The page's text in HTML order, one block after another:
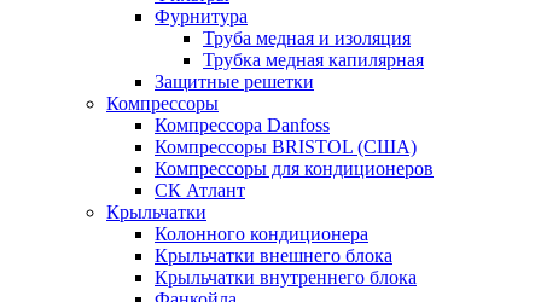
Фурнитура
Труба медная и изоляция
Трубка медная капилярная
Защитные решетки
Компрессоры
Компрессора Danfoss
Компрессоры BRISTOL (США)
Компрессоры для кондиционеров
СК Атлант
Крыльчатки
Колонного кондиционера
Крыльчатки внешнего блока
Крыльчатки внутреннего блока